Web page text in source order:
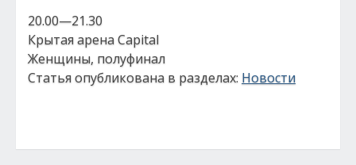
20.00—21.30
Крытая арена Capital
Женщины, полуфинал
Статья опубликована в разделах: Новости